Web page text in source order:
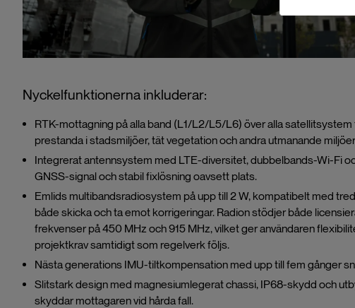
Nyckelfunktionerna inkluderar:
RTK-mottagning på alla band (L1/L2/L5/L6) över alla
prestanda i stadsmiljöer, tät vegetation och andra utmanande
Integrerat antennsystem med LTE-diversitet, dubbelbands-Wi-Fi
GNSS-signal och stabil fixlösning oavsett plats.
Emlids multibandsradiosystem på upp till 2 W, kompatibelt med
både skicka och ta emot korrigeringar. Radion stödjer både
frekvenser på 450 MHz och 915 MHz, vilket ger användaren
projektkrav samtidigt som regelverk följs.
Nästa generations IMU-tiltkompensation med upp till fem gånger
Slitstark design med magnesiumlegerat chassi, IP68-skydd och
skyddar mottagaren vid hårda fall.